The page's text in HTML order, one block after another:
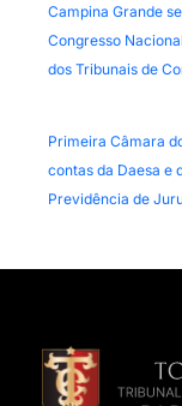
Campina Grande
Congresso
dos Tribunais de
Primeira Câmara
contas da Daesa e
Previdência de